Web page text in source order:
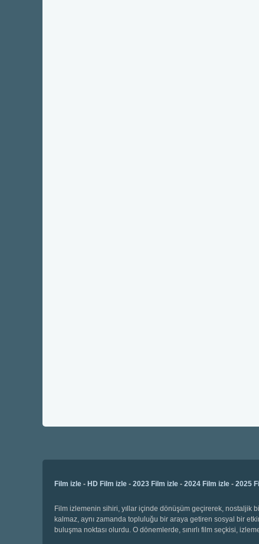
Film izle - HD Film izle - 2023 Film izle - 2024 Film izle - 2025
Film izlemenin sihiri, yıllar içinde dönüşüm geçirerek, nostaljik
kalmaz, aynı zamanda topluluğu bir araya getiren sosyal bir
buluşma noktası olurdu. O dönemlerde, sınırlı film seçkisi,